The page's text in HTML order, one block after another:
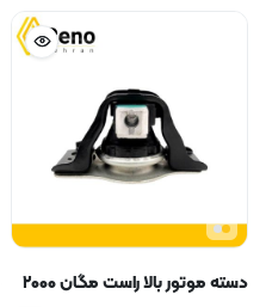
دسته موتور بالا راست مگان ۲۰۰۰